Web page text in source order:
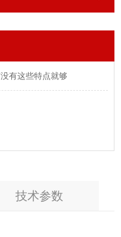
有这些特点就够
技术参数